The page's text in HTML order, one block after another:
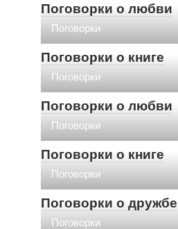
Поговорки о любви
Поговорки
Поговорки о книге
Поговорки
Поговорки о любви
Поговорки
Поговорки о книге
Поговорки
Поговорки о дружбе
Поговорки